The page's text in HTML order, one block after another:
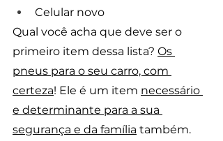
Celular novo
Qual você acha que deve ser o
primeiro item dessa lista? Os
pneus para o seu carro, com
certeza! Ele é um item necessário
e determinante para a sua
segurança e da família também.